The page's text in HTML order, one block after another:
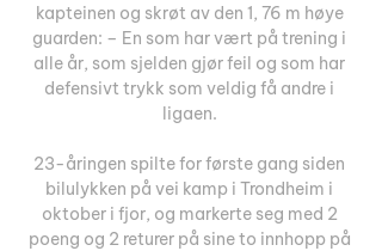
kapteinen og skrøt av den 1, 76 m høye
guarden: – En som har vært på trening i
alle år, som sjelden gjør feil og som har
defensivt trykk som veldig få andre i
ligaen.
23-åringen spilte for første gang siden
bilulykken på vei kamp i Trondheim i
oktober i fjor, og markerte seg med 2
poeng og 2 returer på sine to innhopp på